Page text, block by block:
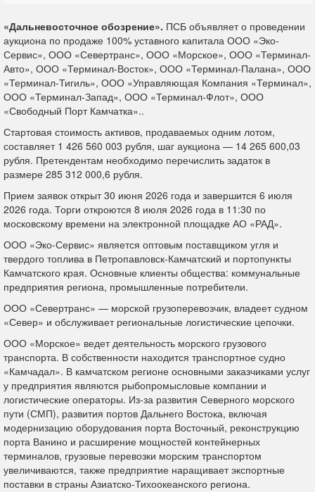
«Дальневосточное обозрение». ПСБ объявляет о проведении
аукциона по продаже 100% уставного капитала ООО «Эко-
Сервис», ООО «Севертранс», ООО «Морское», ООО «Терминал-
Авто», ООО «Терминал-Восток», ООО «Терминал-Палана», ООО
«Терминал-Тигиль», ООО «Управляющая Компания «Терминал»,
ООО «Терминал-Запад», ООО «Терминал-Флот», ООО
«Свободный Порт Камчатка»..
Стартовая стоимость активов, продаваемых одним лотом,
составляет 1 426 560 003 рубля, шаг аукциона — 14 265 600,03
рубля. Претендентам необходимо перечислить задаток в
размере 285 312 000,6 рубля.
Прием заявок открыт 30 июня 2026 года и завершится 6 июля
2026 года. Торги откроются 8 июля 2026 года в 11:30 по
московскому времени на электронной площадке АО «РАД».
ООО «Эко-Сервис» является оптовым поставщиком угля и
твердого топлива в Петропавловск-Камчатский и портопункты
Камчатского края. Основные клиенты общества: коммунальные
предприятия региона, промышленные потребители.
ООО «Севертранс» — морской грузоперевозчик, владеет судном
«Север» и обслуживает региональные логистические цепочки.
ООО «Морское» ведет деятельность морского грузового
транспорта. В собственности находится транспортное судно
«Камчадал». В камчатском регионе основными заказчиками услуг
у предприятия являются рыбопромысловые компании и
логистические операторы. Из-за развития Северного морского
пути (СМП), развития портов Дальнего Востока, включая
модернизацию оборудования порта Восточный, реконструкцию
порта Ванино и расширение мощностей контейнерных
терминалов, грузовые перевозки морским транспортом
увеличиваются, также предприятие наращивает экспортные
поставки в страны Азиатско-Тихоокеанского региона.